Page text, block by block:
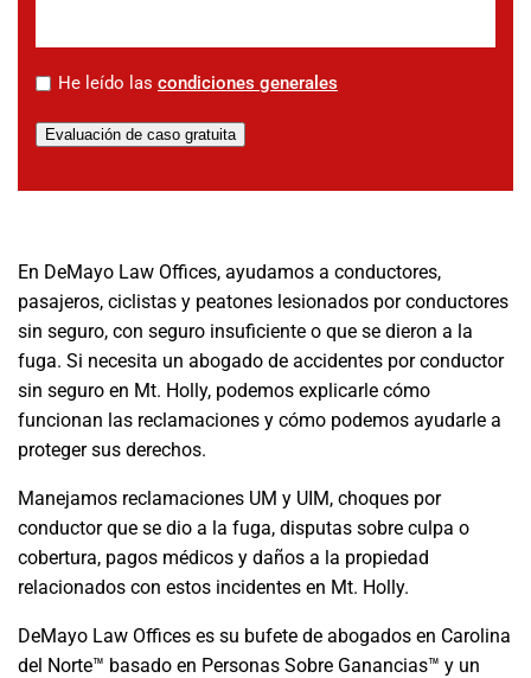
* He leído las condiciones generales
Evaluación de caso gratuita
En DeMayo Law Offices, ayudamos a conductores,
pasajeros, ciclistas y peatones lesionados por conductores
sin seguro, con seguro insuficiente o que se dieron a la
fuga. Si necesita un abogado de accidentes por conductor
sin seguro en Mt. Holly, podemos explicarle cómo
funcionan las reclamaciones y cómo podemos ayudarle a
proteger sus derechos.
Manejamos reclamaciones UM y UIM, choques por
conductor que se dio a la fuga, disputas sobre culpa o
cobertura, pagos médicos y daños a la propiedad
relacionados con estos incidentes en Mt. Holly.
DeMayo Law Offices es su bufete de abogados en Carolina
del Norte™ basado en Personas Sobre Ganancias™ y un